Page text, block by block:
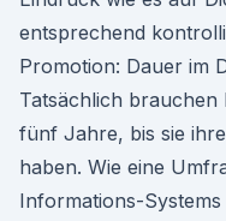
entsprechend
Promotion: Dauer im
Tatsächlich brauchen
fünf Jahre, bis sie
haben. Wie eine
Informations-